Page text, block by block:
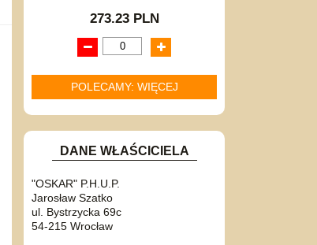
273.23 PLN
POLECAMY: WIĘCEJ
DANE WŁAŚCICIELA
"OSKAR" P.H.U.P.
Jarosław Szatko
ul. Bystrzycka 69c
54-215 Wrocław